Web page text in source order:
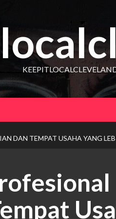
DAN TEMPAT USAHA YANG